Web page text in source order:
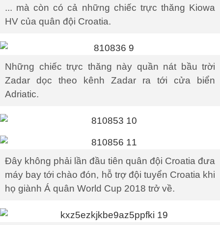
... mà còn có cả những chiếc trực thăng Kiowa
HV của quân đội Croatia.
Những chiếc trực thăng này quần nát bầu trời
Zadar dọc theo kênh Zadar ra tới cửa biển
Adriatic.
Đây không phải lần đầu tiên quân đội Croatia đưa
máy bay tới chào đón, hỗ trợ đội tuyển Croatia khi
họ giành Á quân World Cup 2018 trở về.